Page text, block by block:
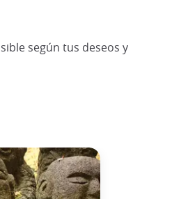
según tus deseos y